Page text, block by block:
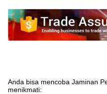
Anda bisa mencoba Jaminan
menikmati: